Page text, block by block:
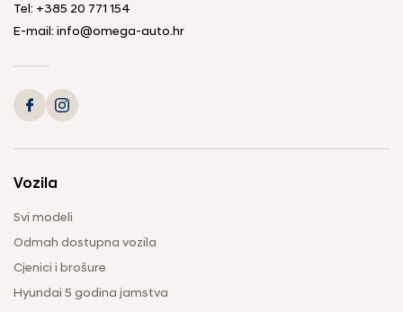
Tel: +385 20 771 154
E-mail: info@omega-auto.hr
Vozila
Svi modeli
Odmah dostupna vozila
Cjenici i brošure
Hyundai 5 godina jamstva